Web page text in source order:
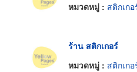
หมวดหมู่ : สติกเกอ
ร้าน สติกเกอร์
หมวดหมู่ : สติกเกอ